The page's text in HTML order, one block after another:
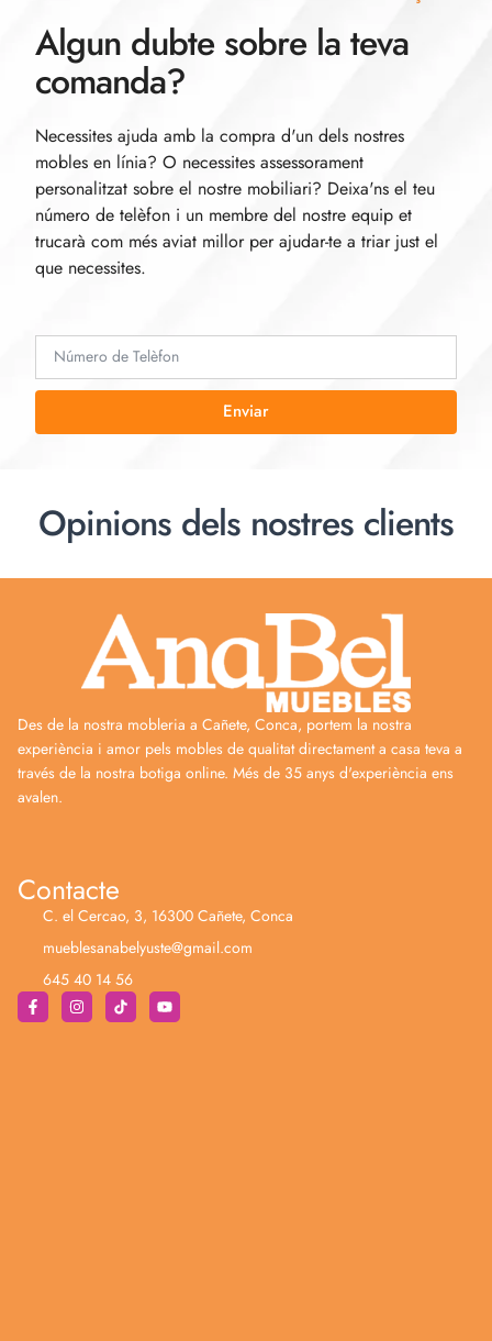
Algun dubte sobre la teva
comanda?
Necessites ajuda amb la compra d'un dels nostres
mobles en línia? O necessites assessorament
personalitzat sobre el nostre mobiliari? Deixa'ns el teu
número de telèfon i un membre del nostre equip et
trucarà com més aviat millor per ajudar-te a triar just el
que necessites.
Enviar
Opinions dels nostres clients
Des de la nostra mobleria a Cañete, Conca, portem la nostra
experiència i amor pels mobles de qualitat directament a casa teva a
través de la nostra botiga online. Més de 35 anys d'experiència ens
avalen.
Contacte
C. el Cercao, 3, 16300 Cañete, Conca
mueblesanabelyuste@gmail.com
645 40 14 56